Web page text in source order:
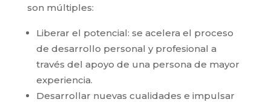
son múltiples:
Liberar el potencial: se acelera el proceso
de desarrollo personal y profesional a
través del apoyo de una persona de mayor
experiencia.
Desarrollar nuevas cualidades e impulsar